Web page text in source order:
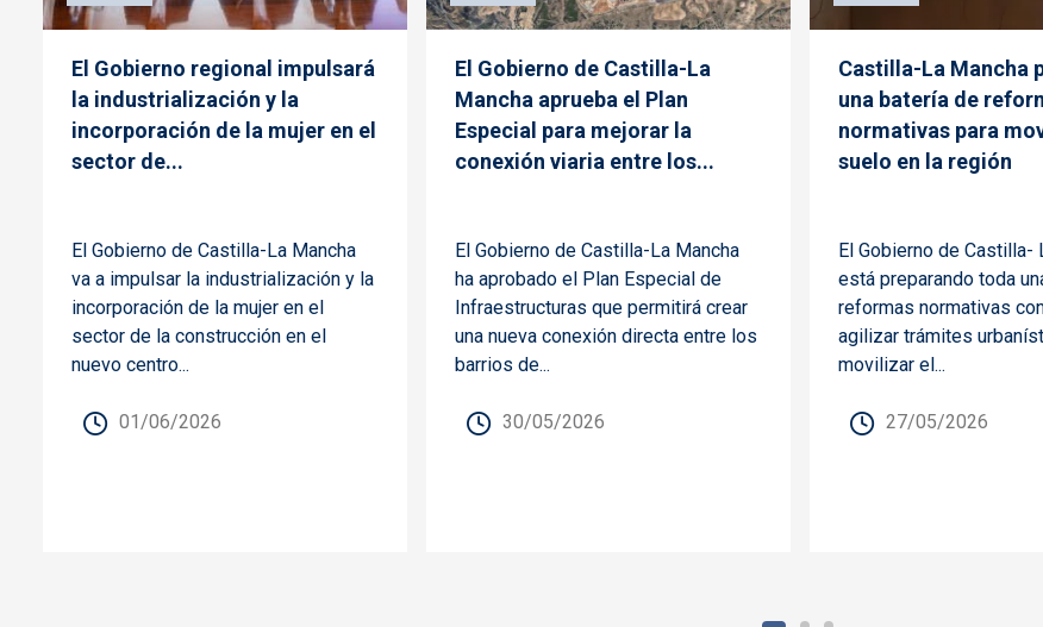
El Gobierno regional impulsará
la industrialización y la
incorporación de la mujer en el
sector de...
El Gobierno de Castilla-La Mancha
va a impulsar la industrialización y la
incorporación de la mujer en el
sector de la construcción en el
nuevo centro...
01/06/2026
El Gobierno de Castilla-La
Mancha aprueba el Plan
Especial para mejorar la
conexión viaria entre los...
El Gobierno de Castilla-La Mancha
ha aprobado el Plan Especial de
Infraestructuras que permitirá crear
una nueva conexión directa entre los
barrios de...
30/05/2026
Castilla-La Mancha
una batería de
normativas para
suelo en la región
El Gobierno de Castilla-
está preparando toda
reformas normativas
agilizar trámites
movilizar el...
27/05/2026